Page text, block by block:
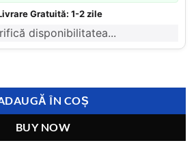
Gratuită: 1-2 zile
disponibilitatea...
ÎN COȘ
BUY NOW